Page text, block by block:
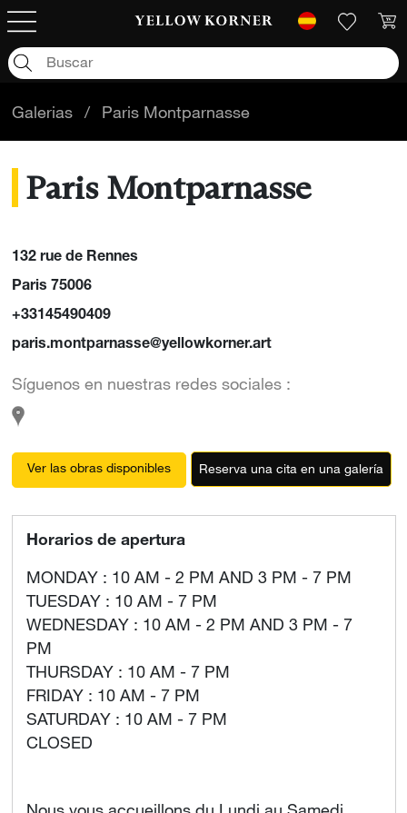
Galerias / Paris Montparnasse
Paris Montparnasse
132 rue de Rennes
Paris 75006
+33145490409
paris.montparnasse@yellowkorner.art
Síguenos en nuestras redes sociales :
Ver las obras disponibles Reserva una cita en una galería
Horarios de apertura
MONDAY : 10 AM - 2 PM AND 3 PM - 7 PM
TUESDAY : 10 AM - 7 PM
WEDNESDAY : 10 AM - 2 PM AND 3 PM - 7
PM
THURSDAY : 10 AM - 7 PM
FRIDAY : 10 AM - 7 PM
SATURDAY : 10 AM - 7 PM
CLOSED